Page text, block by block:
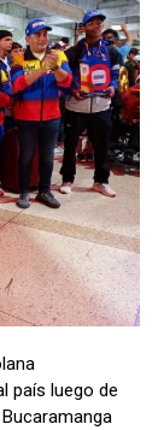
país luego de